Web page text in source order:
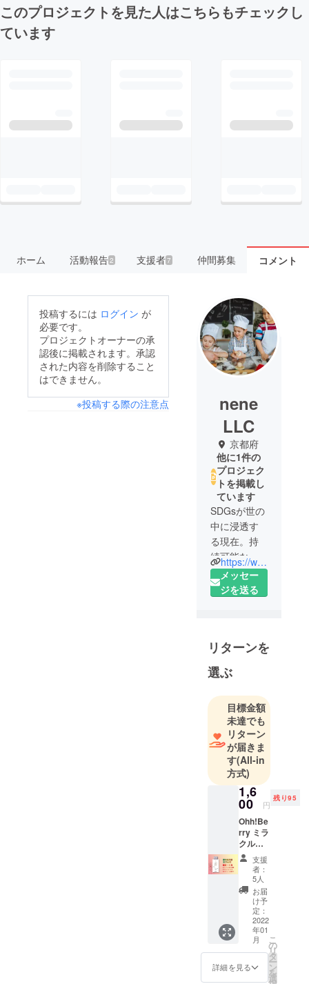
このプロジェクトを見た人はこちらもチェックし
ています
ホーム 活動報告2 支援者7 仲間募集 コメント
投稿するには ログイン が
必要です。
プロジェクトオーナーの承
認後に掲載されます。承認
された内容を削除すること
はできません。
※投稿する際の注意点
nene
LLC
京都府
他に1件の
プロジェク
トを掲載し
ています
SDGsが世の
中に浸透す
る現在。持
続可能な地
球を人々も
企業も真剣
と思いま
す。今の幸
せは、果た
して未来永
劫続くもの
なのだろう
か？そんな
不安や想像
力とは別に
日々の環境
や健康、自
関する倫理
が問われて
います。人
間という生
き物は、そ
の環境の情
理に影響を
受け、それ
を日常レベ
ルまで対応
https://www.ohhberry.shop/
メッセー
ジを送る
リターンを
選ぶ
目標金額
未達でも
リターン
が届きま
す(All-in
方式)
1,6
00 円
残り95
Ohh!Be
rry ミラ
クルフ
ルーツ
タブ
レット
1箱・合
計10タ
ブレッ
トを送
料無料
でお届
けしま
す。
¥1800+
支援
者：
5人
お届
け予
定：
2022
年01
月
詳細を見る
こ
の
リ
タ
ー
ン
を
選